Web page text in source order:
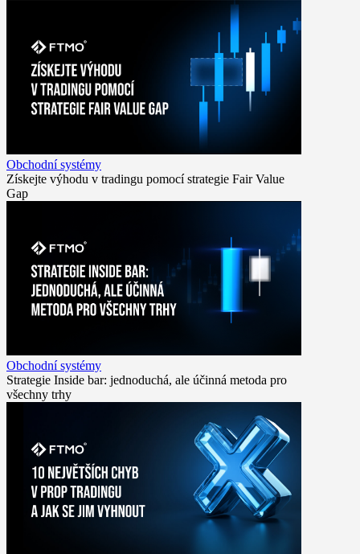
Obchodní systémy
Získejte výhodu v tradingu pomocí strategie Fair Value
Gap
Obchodní systémy
Strategie Inside bar: jednoduchá, ale účinná metoda pro
všechny trhy